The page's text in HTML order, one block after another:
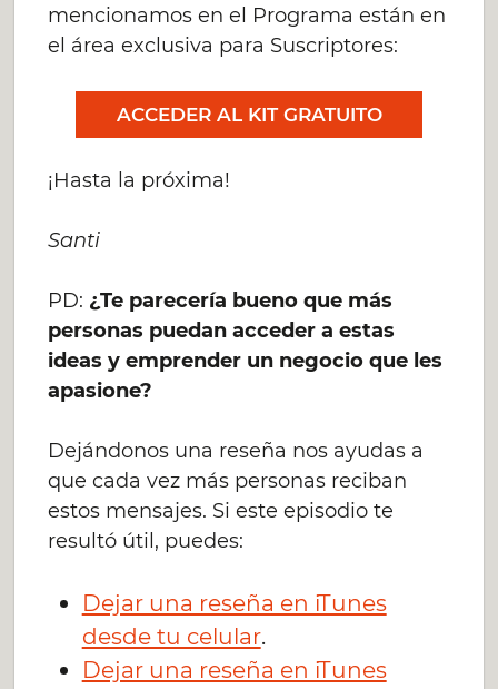
mencionamos en el Programa están en
el área exclusiva para Suscriptores:
ACCEDER AL KIT GRATUITO
¡Hasta la próxima!
Santi
PD: ¿Te parecería bueno que más
personas puedan acceder a estas
ideas y emprender un negocio que les
apasione?
Dejándonos una reseña nos ayudas a
que cada vez más personas reciban
estos mensajes. Si este episodio te
resultó útil, puedes:
Dejar una reseña en iTunes
desde tu celular.
Dejar una reseña en iTunes